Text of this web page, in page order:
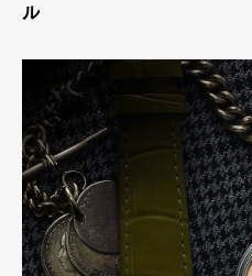
ル